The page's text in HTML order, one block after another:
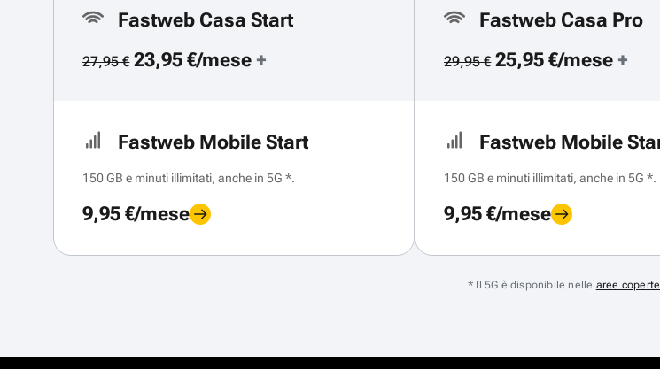
Fastweb Casa Start
27,95 €23,95 €/mese +
Fastweb Mobile Start
150 GB e minuti illimitati, anche in 5G *.
9,95 €/mese
Fastweb Casa Pro
29,95 €25,95 €/mese +
Fastweb Mobile
150 GB e minuti illimitati, anche in 5G *.
9,95 €/mese
* Il 5G è disponibile nelle aree